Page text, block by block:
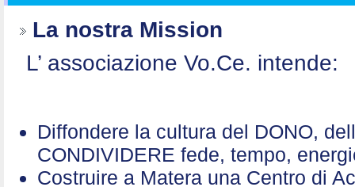
La nostra Mission
L’ associazione Vo.Ce. intende:
Diffondere la cultura del DONO,
CONDIVIDERE fede, tempo,
Costruire a Matera una Centro di